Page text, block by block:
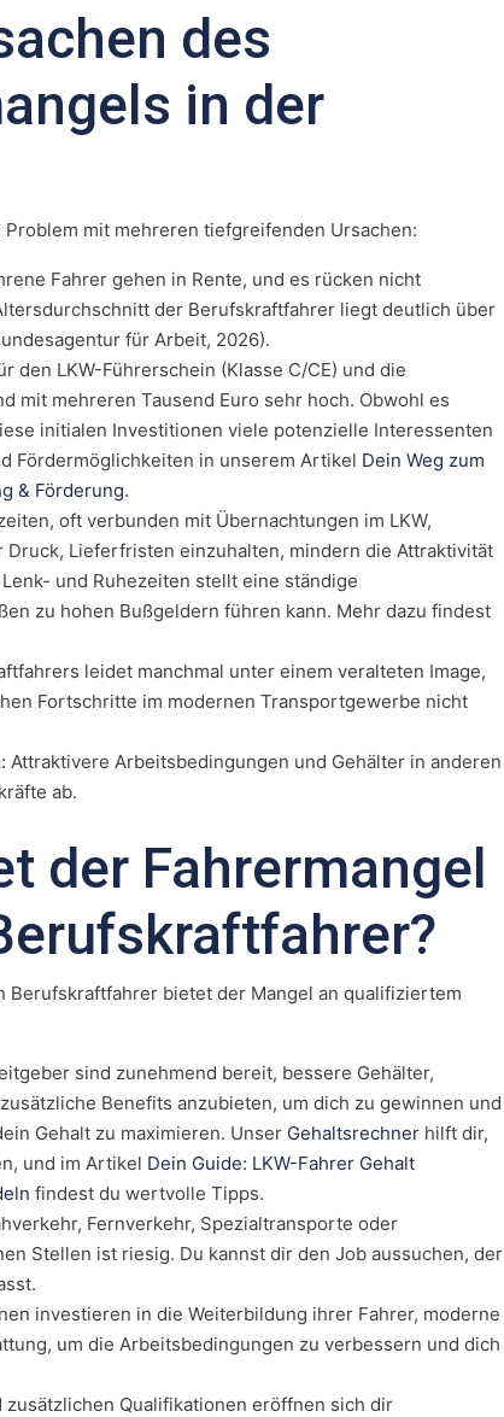
des
in der
mit mehreren tiefgreifenden Ursachen:
Fahrer gehen in Rente, und es rücken nicht
der Berufskraftfahrer liegt deutlich über
für Arbeit, 2026).
den LKW-Führerschein (Klasse C/CE) und die
mit mehreren Tausend Euro sehr hoch. Obwohl es
initialen Investitionen viele potenzielle Interessenten
Fördermöglichkeiten in unserem Artikel Dein Weg zum
& Förderung.
oft verbunden mit Übernachtungen im LKW,
Druck, Lieferfristen einzuhalten, mindern die Attraktivität
und Ruhezeiten stellt eine ständige
zu hohen Bußgeldern führen kann. Mehr dazu findest
leidet manchmal unter einem veralteten Image,
Fortschritte im modernen Transportgewerbe nicht
Attraktivere Arbeitsbedingungen und Gehälter in anderen
ab.
der Fahrermangel
Berufskraftfahrer bietet der Mangel an qualifiziertem
sind zunehmend bereit, bessere Gehälter,
Benefits anzubieten, um dich zu gewinnen und
Gehalt zu maximieren. Unser Gehaltsrechner hilft dir,
und im Artikel Dein Guide: LKW-Fahrer Gehalt
findest du wertvolle Tipps.
Fernverkehr, Spezialtransporte oder
Stellen ist riesig. Du kannst dir den Job aussuchen, der
investieren in die Weiterbildung ihrer Fahrer, moderne
um die Arbeitsbedingungen zu verbessern und dich
zusätzlichen Qualifikationen eröffnen sich dir